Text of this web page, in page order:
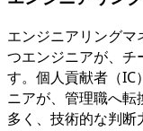
エンジニアリング
つエンジニアが、チ
す。個人貢献者（IC
ニアが、管理職へ
多く、技術的な判断